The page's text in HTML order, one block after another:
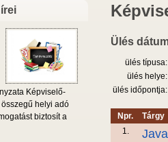
Képviselő-
helyi adó
biztosít a
Ülés
ülés típusa:
ülés helye:
ülés időpontja:
Npr.
Tárgy
1.